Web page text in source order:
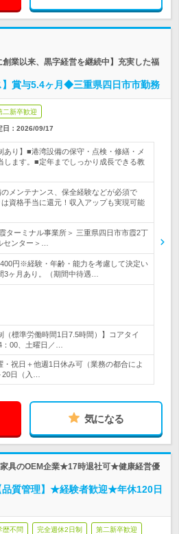
業以来、黒字経営を継続中】充実した福
賞与5.4ヶ月◆三重県四日市市勤務
二新卒歓迎
： 2026/09/17
あり】■港湾設備の保守・点検・修繕・メ
します。■定年までしっかり成長できる教
メンテナンス、保全経験などが必須で
資格手当に還元！収入アップも実現可能
ターミナル事業所＞ 三重県四日市市霞2丁
センター＞…
円※経験・年齢・能力を考慮して決定い
ヶ月あり。（期間中待遇…
（標準労働時間1日7.5時間）】コアタイ
00、土曜日／…
・祝日＋他週1日休み可（業務の都合によ
日（入…
気になる
具のOEM企業★17時退社可★健康経営優
品質管理】★経験者歓迎★年休120日
歴不問 完全週休2日制 第二新卒歓迎